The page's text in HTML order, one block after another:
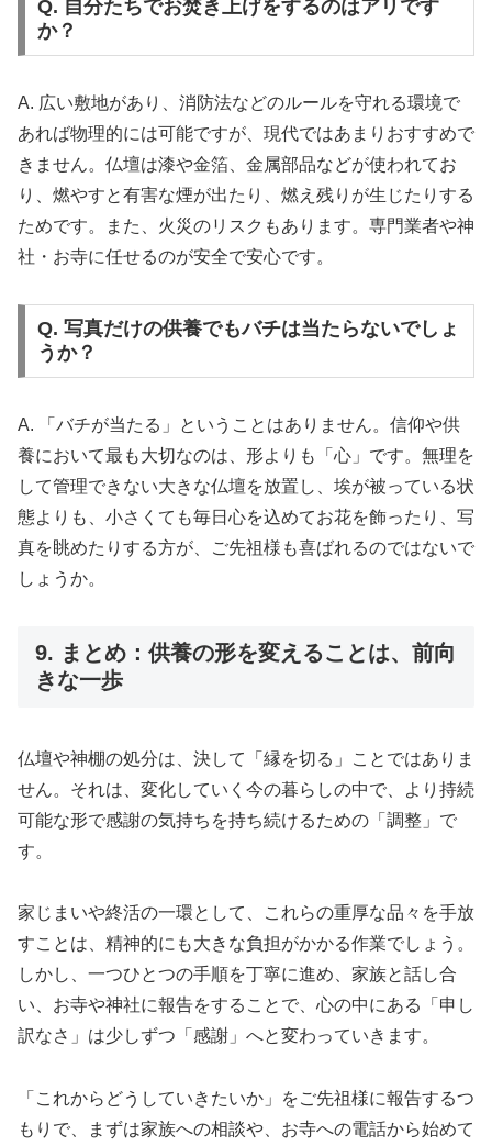
Q. 自分たちでお焚き上げをするのはアリです
か？
A. 広い敷地があり、消防法などのルールを守れる環境で
あれば物理的には可能ですが、現代ではあまりおすすめで
きません。仏壇は漆や金箔、金属部品などが使われてお
り、燃やすと有害な煙が出たり、燃え残りが生じたりする
ためです。また、火災のリスクもあります。専門業者や神
社・お寺に任せるのが安全で安心です。
Q. 写真だけの供養でもバチは当たらないでしょ
うか？
A. 「バチが当たる」ということはありません。信仰や供
養において最も大切なのは、形よりも「心」です。無理を
して管理できない大きな仏壇を放置し、埃が被っている状
態よりも、小さくても毎日心を込めてお花を飾ったり、写
真を眺めたりする方が、ご先祖様も喜ばれるのではないで
しょうか。
9. まとめ：供養の形を変えることは、前向
きな一歩
仏壇や神棚の処分は、決して「縁を切る」ことではありま
せん。それは、変化していく今の暮らしの中で、より持続
可能な形で感謝の気持ちを持ち続けるための「調整」で
す。
家じまいや終活の一環として、これらの重厚な品々を手放
すことは、精神的にも大きな負担がかかる作業でしょう。
しかし、一つひとつの手順を丁寧に進め、家族と話し合
い、お寺や神社に報告をすることで、心の中にある「申し
訳なさ」は少しずつ「感謝」へと変わっていきます。
「これからどうしていきたいか」をご先祖様に報告するつ
もりで、まずは家族への相談や、お寺への電話から始めて